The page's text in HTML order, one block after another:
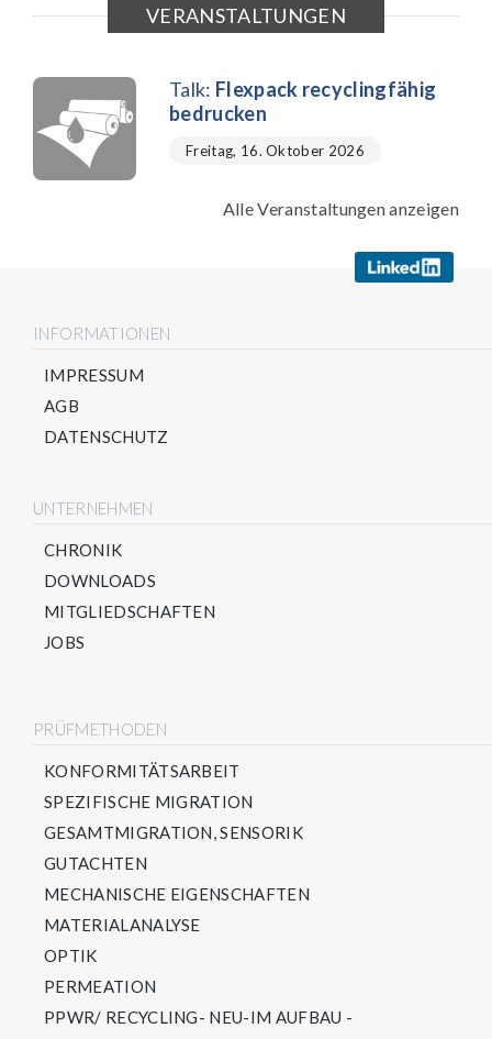
VERANSTALTUNGEN
Talk: Flexpack recyclingfähig
bedrucken
Freitag, 16. Oktober 2026
Alle Veranstaltungen anzeigen
INFORMATIONEN
IMPRESSUM
AGB
DATENSCHUTZ
UNTERNEHMEN
CHRONIK
DOWNLOADS
MITGLIEDSCHAFTEN
JOBS
PRÜFMETHODEN
KONFORMITÄTSARBEIT
SPEZIFISCHE MIGRATION
GESAMTMIGRATION, SENSORIK
GUTACHTEN
MECHANISCHE EIGENSCHAFTEN
MATERIALANALYSE
OPTIK
PERMEATION
PPWR/ RECYCLING- NEU-IM AUFBAU -